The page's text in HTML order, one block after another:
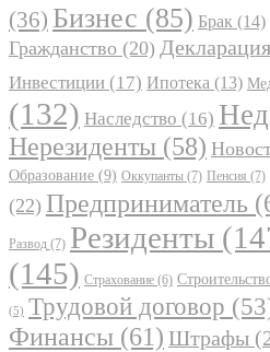
(36) Бизнес (85) Брак (14)
Гражданство (20) Декларация
Инвестиции (17) Ипотека (13)
(132) Наследство (16)
Нерезиденты (58)
Образование (9) Оккупанты (7) Пенсия (7)
(22) Предприниматель
Развод (7) Резиденты
(145) Страхование (6)
(5) Трудовой договор
Финансы (61) Штрафы